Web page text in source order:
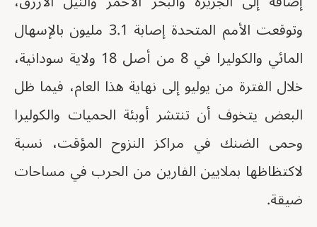
وتوقعت الأمم المتحدة إصابة 3.1 مليون بالإسهال
المائي والكوليرا في 8 من أصل 18 ولاية سودانية،
خلال الفترة من يوليو إلى نهاية هذا العام، فيما ظل
البعض يتخوف أن تنتشر أوبئة الحميات والكوليرا
وحمى الضنك في مراكز النزوح المؤقت، نسبة
لاكتظاظها بملايين الفارين من الحرب في مساحات
ضيقة.